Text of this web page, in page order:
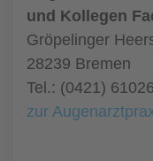
und Kollegen
Gröpelinger
28239 Bremen
Tel.: (0421)
zur